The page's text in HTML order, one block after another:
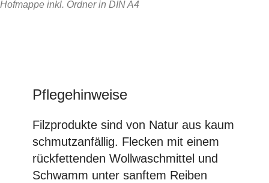
Hofmappe inkl. Ordner in DIN A4
Pflegehinweise
Filzprodukte sind von Natur aus kaum
schmutzanfällig. Flecken mit einem
rückfettenden Wollwaschmittel und
Schwamm unter sanftem Reiben